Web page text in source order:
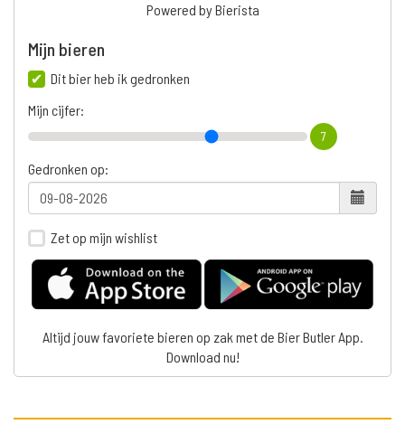
Powered by Bierista
Mijn bieren
Dit bier heb ik gedronken
Mijn cijfer:
7
Gedronken op:
Zet op mijn wishlist
Altijd jouw favoriete bieren op zak met de Bier Butler App.
Download nu!